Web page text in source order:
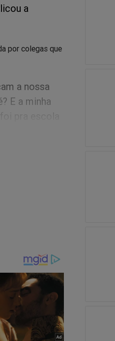
a
por colegas que
a nossa
E a minha
em
e os tolos,
do
Michelle